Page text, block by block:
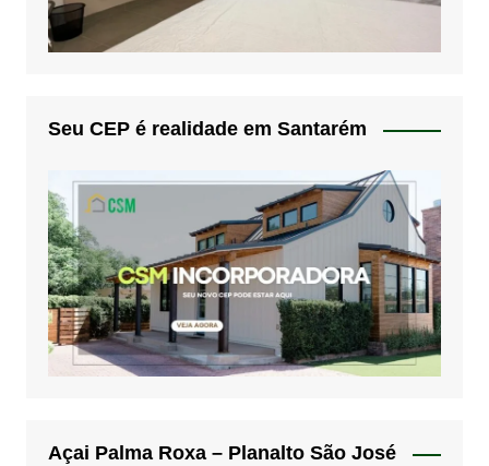
Seu CEP é realidade em Santarém
Açai Palma Roxa – Planalto São José